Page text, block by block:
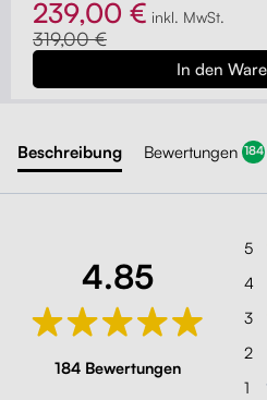
239,00 € inkl. MwSt.
319,00 €
Beschreibung Bewertungen 184
4.85
184 Bewertungen
5
4
3
2
1